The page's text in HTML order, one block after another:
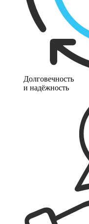
Долговечность
и надёжность